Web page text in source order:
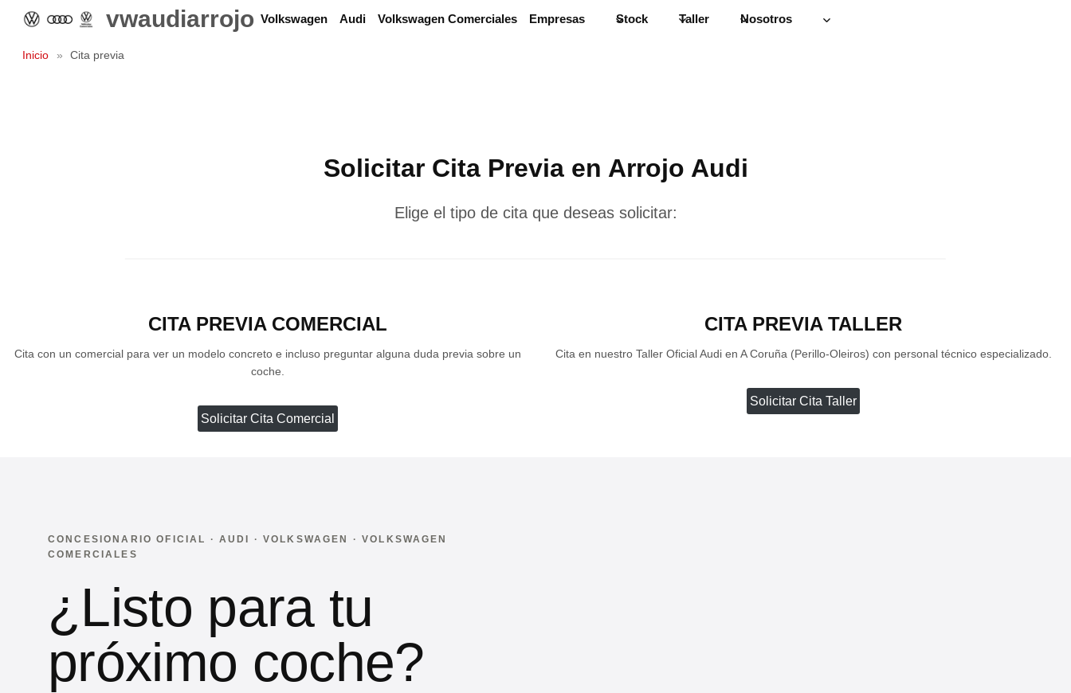
vwaudiarrojo Volkswagen Audi Volkswagen Comerciales Empresas Stock Taller Nosotros
Inicio » Cita previa
Solicitar Cita Previa en Arrojo Audi
Elige el tipo de cita que deseas solicitar:
CITA PREVIA COMERCIAL
Cita con un comercial para ver un modelo concreto e incluso preguntar alguna duda previa sobre un
coche.
Solicitar Cita Comercial
CITA PREVIA TALLER
Cita en nuestro Taller Oficial Audi en A Coruña (Perillo-Oleiros) con personal técnico especializado.
Solicitar Cita Taller
CONCESIONARIO OFICIAL · AUDI · VOLKSWAGEN · VOLKSWAGEN
COMERCIALES
¿Listo para tu
próximo coche?